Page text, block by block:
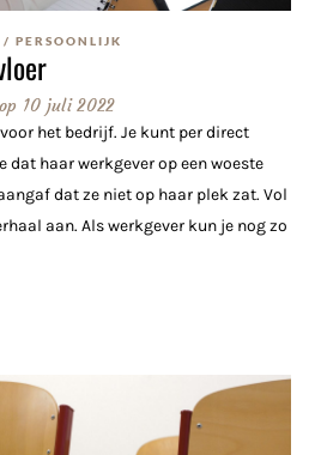
/ PERSOONLIJK
op 10 juli 2022
het bedrijf. Je kunt per direct
dat haar werkgever op een woeste
dat ze niet op haar plek zat. Vol
aan. Als werkgever kun je nog zo